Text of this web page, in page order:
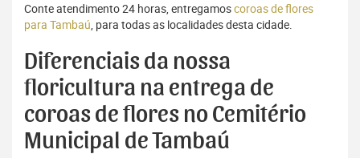
Conte atendimento 24 horas, entregamoscoroas de flores
para Tambaú, para todas as localidades desta cidade.
Diferenciais da nossa
floricultura na entrega de
coroas de flores no Cemitério
Municipal de Tambaú